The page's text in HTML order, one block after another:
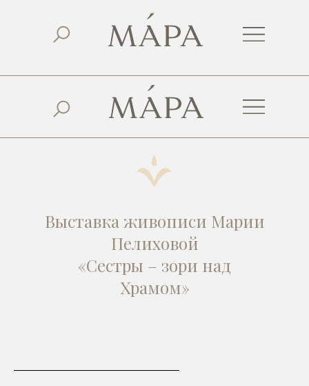
Выставка живописи Марии
Пелиховой
«Сестры – зори над
Храмом»